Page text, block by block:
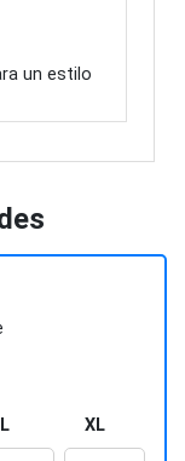
un estilo
un acabado
viscosa
L XL